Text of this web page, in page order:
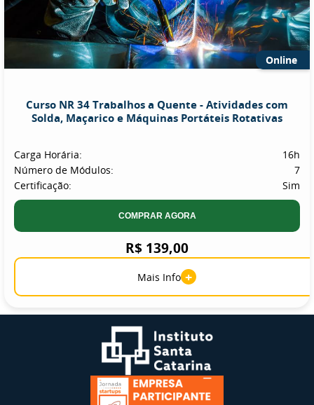
Online
Curso NR 34 Trabalhos a Quente - Atividades com
Solda, Maçarico e Máquinas Portáteis Rotativas
Carga Horária:
16h
Número de Módulos:
7
Certificação:
Sim
COMPRAR AGORA
R$ 139,00
Mais Info +